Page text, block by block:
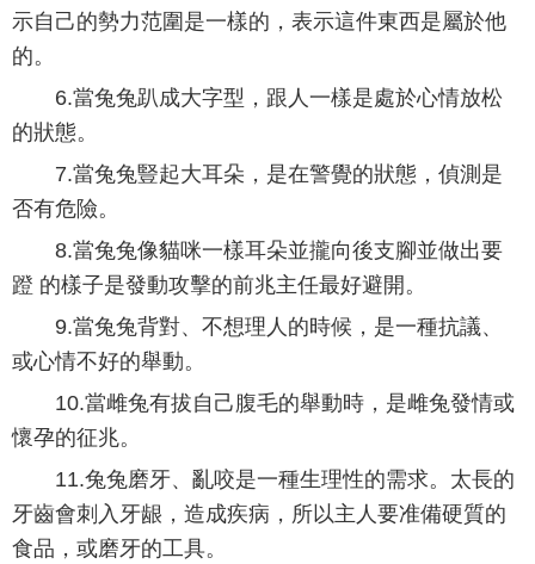
示自己的勢力范圍是一樣的，表示這件東西是屬於他
的。
6.當兔兔趴成大字型，跟人一樣是處於心情放松
的狀態。
7.當兔兔豎起大耳朵，是在警覺的狀態，偵測是
否有危險。
8.當兔兔像貓咪一樣耳朵並攏向後支腳並做出要
蹬 的樣子是發動攻擊的前兆主任最好避開。
9.當兔兔背對、不想理人的時候，是一種抗議、
或心情不好的舉動。
10.當雌兔有拔自己腹毛的舉動時，是雌兔發情或
懷孕的征兆。
11.兔兔磨牙、亂咬是一種生理性的需求。太長的
牙齒會刺入牙龈，造成疾病，所以主人要准備硬質的
食品，或磨牙的工具。